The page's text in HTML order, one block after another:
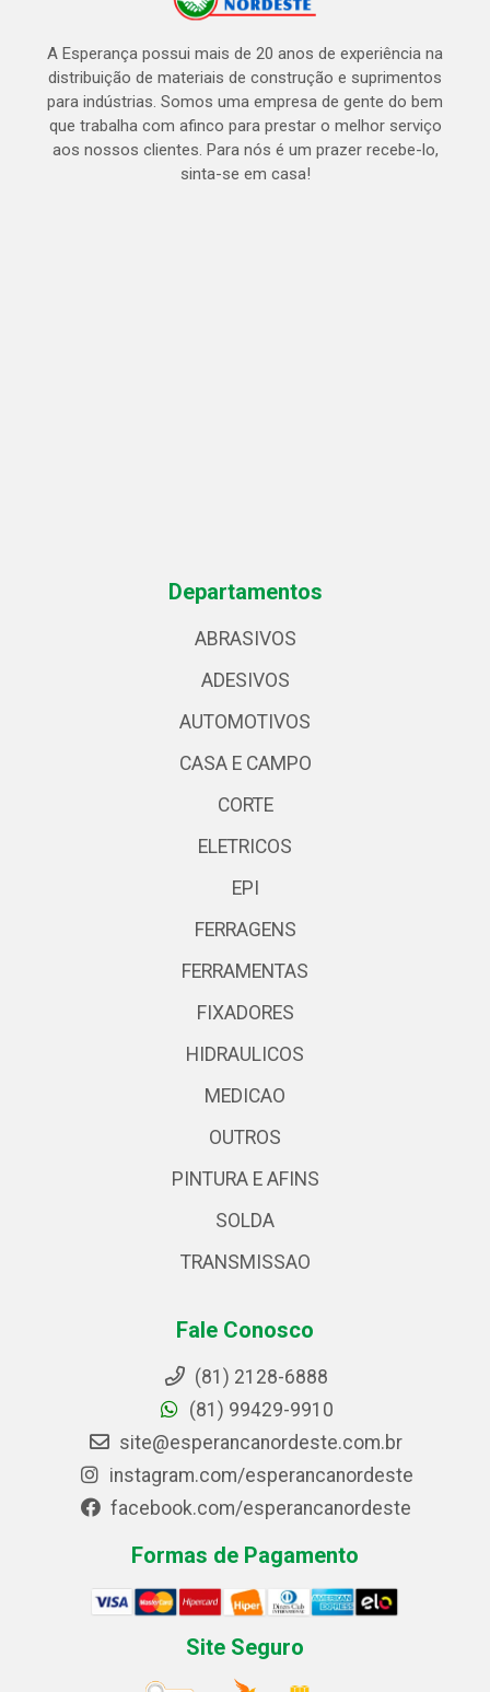
A Esperança possui mais de 20 anos de experiência na
distribuição de materiais de construção e suprimentos
para indústrias. Somos uma empresa de gente do bem
que trabalha com afinco para prestar o melhor serviço
aos nossos clientes. Para nós é um prazer recebe-lo,
sinta-se em casa!
Departamentos
ABRASIVOS
ADESIVOS
AUTOMOTIVOS
CASA E CAMPO
CORTE
ELETRICOS
EPI
FERRAGENS
FERRAMENTAS
FIXADORES
HIDRAULICOS
MEDICAO
OUTROS
PINTURA E AFINS
SOLDA
TRANSMISSAO
Fale Conosco
(81) 2128-6888
(81) 99429-9910
site@esperancanordeste.com.br
instagram.com/esperancanordeste
facebook.com/esperancanordeste
Formas de Pagamento
Site Seguro